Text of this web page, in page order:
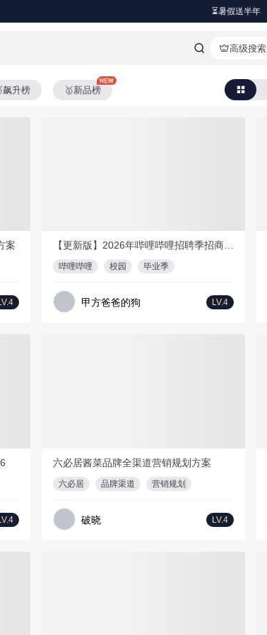
⏳暑假送半年
高级搜索
飙升榜 🥇新品榜
案 【更新版】2026年哔哩哔哩招聘季招商通案
哔哩哔哩 校园 毕业季
甲方爸爸的狗 LV.4
六必居酱菜品牌全渠道营销规划方案
六必居 品牌渠道 营销规划
破晓 LV.4